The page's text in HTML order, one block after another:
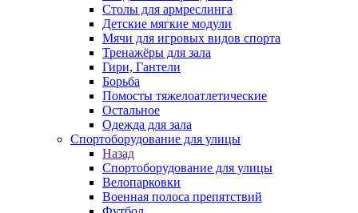
Столы для армреслинга
Детские мягкие модули
Мячи для игровых видов спорта
Тренажёры для зала
Гири, Гантели
Борьба
Помосты тяжелоатлетические
Остальное
Одежда для зала
Спортоборудование для улицы
Назад
Спортоборудование для улицы
Велопарковки
Военная полоса препятствий